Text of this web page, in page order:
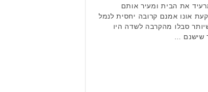
את הבית ומעיר אותם
אונו אמנם קרובה יחסית לנמל
סבלו מהקרבה לשדה היו
שישנם …